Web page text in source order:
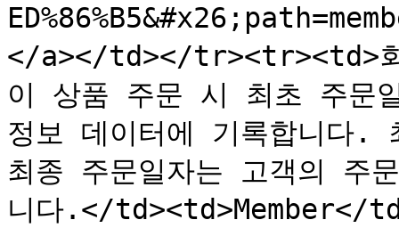
</a></td></tr><tr><td>회
이 상품 주문 시 최초 주문
정보 데이터에 기록합니다.
최종 주문일자는 고객의 주
니다.</td><td>Member</